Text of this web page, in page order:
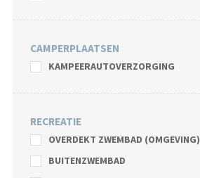
CAMPERPLAATSEN
KAMPEERAUTOVERZORGING
RECREATIE
OVERDEKT ZWEMBAD (OMGEVING)
BUITENZWEMBAD